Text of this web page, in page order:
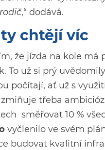
,“ dodává.
chtějí víc
že jízda na kole
To už si prý
počítají, ať už s
třeba
směřovat 10 %
vyčlenilo ve svém
budovat kvalitní